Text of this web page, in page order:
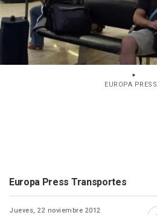
EUROPA PRESS
Europa Press Transportes
Jueves, 22 noviembre 2012